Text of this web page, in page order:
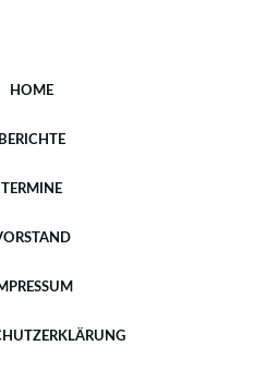
HOME
BERICHTE
TERMINE